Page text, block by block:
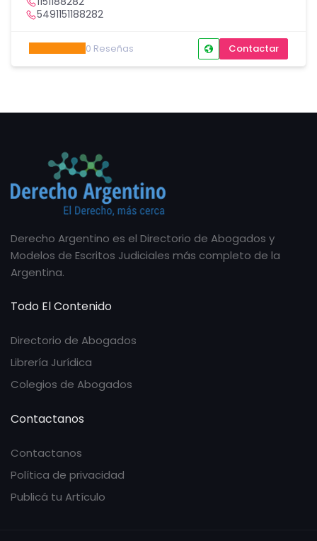
5491151188282
0 Reseñas Contactar
Derecho Argentino es el Directorio de Abogados y
Modelos de Escritos Judiciales más completo de la
Argentina.
Todo El Contenido
Directorio de Abogados
Librería Jurídica
Colegios de Abogados
Contactanos
Contactanos
Política de privacidad
Publicá tu Artículo